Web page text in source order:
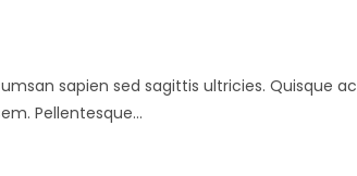
sapien sed sagittis ultricies. Quisque ac
Pellentesque…